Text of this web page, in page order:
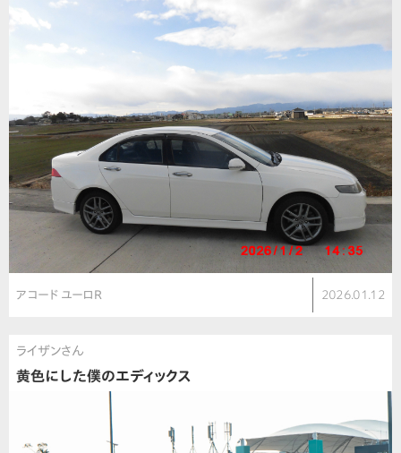
アコード ユーロR 2026.01.12
ライザンさん
黄色にした僕のエディックス